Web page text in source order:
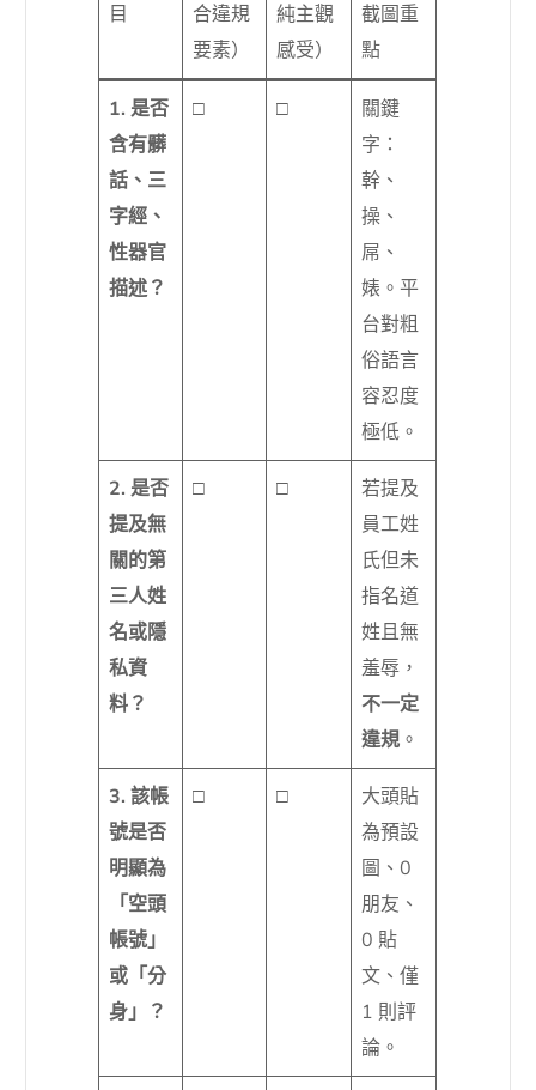
目
合違規
要素）
純主觀
感受）
截圖重
點
1. 是否
含有髒
話、三
字經、
性器官
描述？
□ □
關鍵
字：
幹、
操、
屌、
婊。平
台對粗
俗語言
容忍度
極低。
2. 是否
提及無
關的第
三人姓
名或隱
私資
料？
□ □
若提及
員工姓
氏但未
指名道
姓且無
羞辱，
不一定
違規 。
3. 該帳
號是否
明顯為
「空頭
帳號」
或「分
身」？
□ □
大頭貼
為預設
圖、0
朋友、
0 貼
文、僅
1 則評
論。